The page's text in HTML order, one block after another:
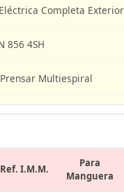
Completa
856 4SH
Multiespiral
Ref. I.M.M.
Para
Manguera